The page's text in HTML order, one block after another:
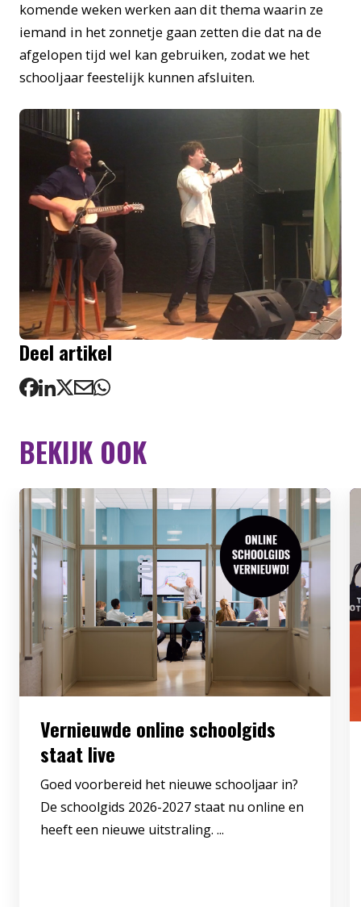
komende weken werken aan dit thema waarin ze
iemand in het zonnetje gaan zetten die dat na de
afgelopen tijd wel kan gebruiken, zodat we het
schooljaar feestelijk kunnen afsluiten.
Deel artikel
BEKIJK OOK
Vernieuwde online schoolgids
staat live
Goed voorbereid het nieuwe schooljaar in?
De schoolgids 2026-2027 staat nu online en
heeft een nieuwe uitstraling. ...